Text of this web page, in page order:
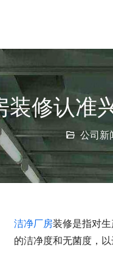
装修认准
公司新
洁净厂房装修是指对
的洁净度和无菌度，以